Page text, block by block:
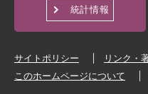
統計情報
サイトポリシー
リンク・
このホームページについて